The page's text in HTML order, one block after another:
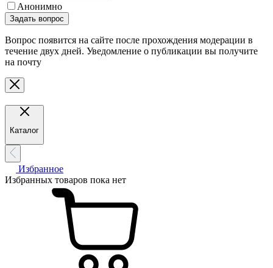
Анонимно
Задать вопрос
Вопрос появится на сайте после прохождения модерации в
течение двух дней. Уведомление о публикации вы получите
на почту
Каталог
Избранное
Избранных товаров пока нет